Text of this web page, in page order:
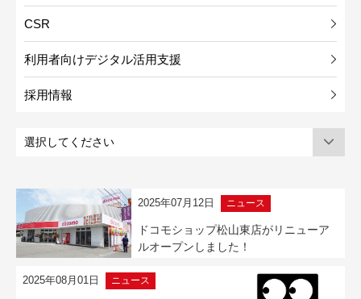
CSR
利用者向けデジタル活用支援
採用情報
2025年07月12日 ニュース
ドコモショップ松山東店がリニューア
ルオープンしました！
2025年08月01日 ニュース